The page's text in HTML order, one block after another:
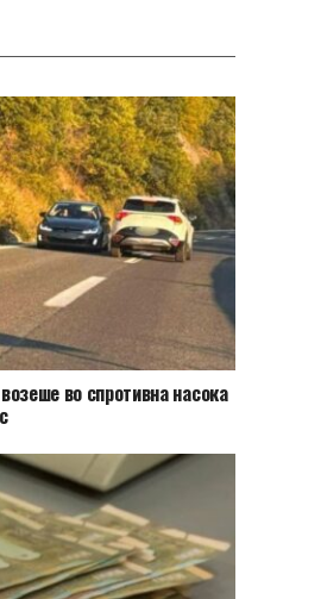
во спротивна насока